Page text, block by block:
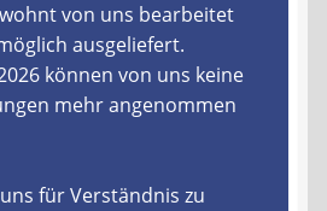
von uns bearbeitet
ausgeliefert.
können von uns keine
mehr angenommen
für Verständnis zu